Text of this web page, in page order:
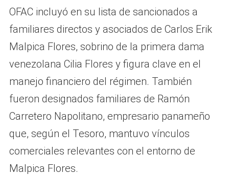
OFAC incluyó en su lista de sancionados a
familiares directos y asociados de Carlos Erik
Malpica Flores, sobrino de la primera dama
venezolana Cilia Flores y figura clave en el
manejo financiero del régimen. También
fueron designados familiares de Ramón
Carretero Napolitano, empresario panameño
que, según el Tesoro, mantuvo vínculos
comerciales relevantes con el entorno de
Malpica Flores.